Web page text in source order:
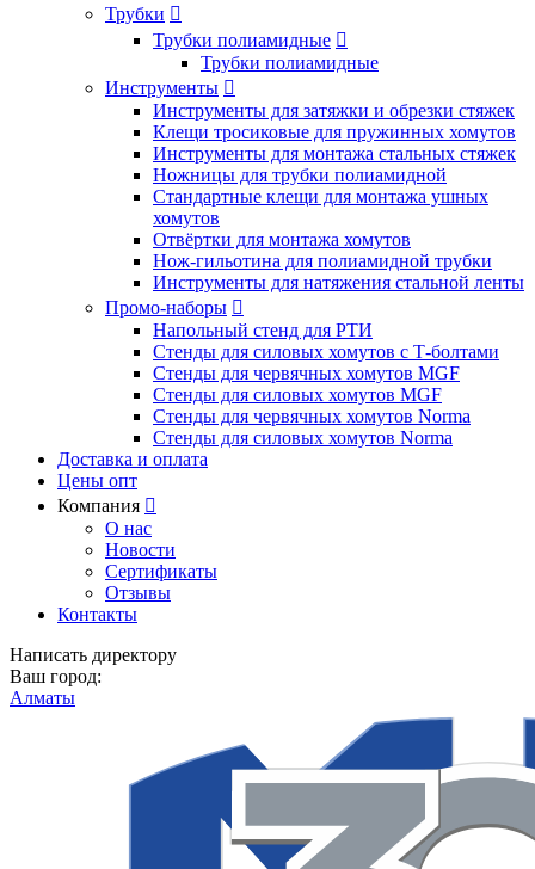
Трубки 
Трубки полиамидные 
Трубки полиамидные
Инструменты 
Инструменты для затяжки и обрезки стяжек
Клещи тросиковые для пружинных хомутов
Инструменты для монтажа стальных стяжек
Ножницы для трубки полиамидной
Стандартные клещи для монтажа ушных
хомутов
Отвёртки для монтажа хомутов
Нож-гильотина для полиамидной трубки
Инструменты для натяжения стальной ленты
Промо-наборы 
Напольный стенд для РТИ
Стенды для силовых хомутов с Т-болтами
Стенды для червячных хомутов MGF
Стенды для силовых хомутов MGF
Стенды для червячных хомутов Norma
Стенды для силовых хомутов Norma
Доставка и оплата
Цены опт
Компания 
О нас
Новости
Сертификаты
Отзывы
Контакты
Написать директору
Ваш город:
Алматы